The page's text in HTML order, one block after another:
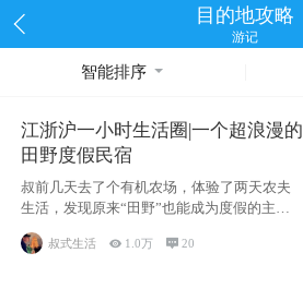
目的地攻略
游记
智能排序
江浙沪一小时生活圈|一个超浪漫的
田野度假民宿
叔前几天去了个有机农场，体验了两天农夫
生活，发现原来“田野”也能成为度假的主旋
律。江
叔式生活  1.0万 20